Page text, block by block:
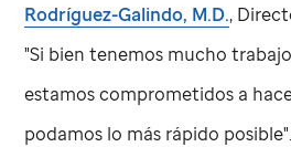
Rodríguez-Galindo, M.D.,
"Si bien tenemos mucho
estamos comprometidos a
podamos lo más rápido posible".